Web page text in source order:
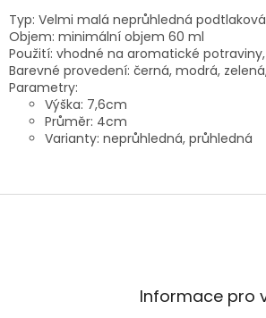
Typ: Velmi malá neprůhledná
Objem: minimální objem 60 ml
Použití: vhodné na aromatické
Barevné provedení: černá, modrá,
Parametry:
Výška: 7,6cm
Průměr: 4cm
Varianty: neprůhledná, průhledná
Informace pro